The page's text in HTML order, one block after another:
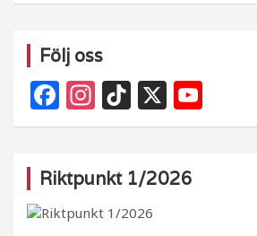
Följ oss
F
a
e
b
In
st
g
ra
Ti
k
o
k
X
o
Riktpunkt 1/2026